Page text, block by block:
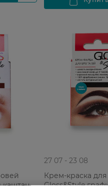
каштан
27 07 - 23 08
Крем-краска
Gloss&Style